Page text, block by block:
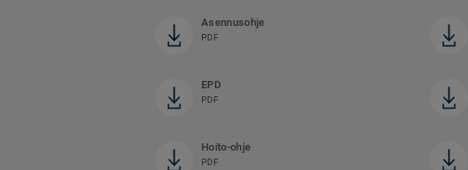
Asennusohje
PDF
EPD
PDF
Hoito-ohje
PDF